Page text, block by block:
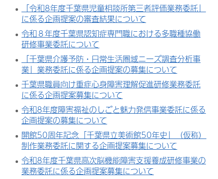
「令和8年度千葉県児童相談所第三者評価業務委託」
に係る企画提案の審査結果について
令和８年度千葉県認知症専門職における多職種協働
研修事業委託について
「千葉県介護予防・日常生活圏域ニーズ調査分析事
業」業務委託に係る企画提案の募集について
千葉県職員向け重症心身障害理解促進研修業務委託
に係る企画提案募集について
令和8年度障害福祉のしごと魅力発信事業委託に係る
企画提案の募集について
開館50周年記念「千葉県立美術館50年史」（仮称）
制作業務委託に関する企画提案募集について
令和8年度千葉県高次脳機能障害支援養成研修事業の
業務委託に係る企画提案募集について